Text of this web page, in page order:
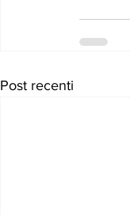
Post recenti